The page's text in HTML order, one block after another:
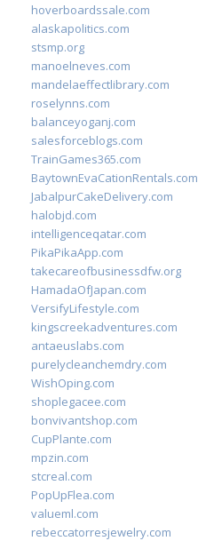
hoverboardssale.com
alaskapolitics.com
stsmp.org
manoelneves.com
mandelaeffectlibrary.com
roselynns.com
balanceyoganj.com
salesforceblogs.com
TrainGames365.com
BaytownEvaCationRentals.com
JabalpurCakeDelivery.com
halobjd.com
intelligenceqatar.com
PikaPikaApp.com
takecareofbusinessdfw.org
HamadaOfJapan.com
VersifyLifestyle.com
kingscreekadventures.com
antaeuslabs.com
purelycleanchemdry.com
WishOping.com
shoplegacee.com
bonvivantshop.com
CupPlante.com
mpzin.com
stcreal.com
PopUpFlea.com
valueml.com
rebeccatorresjewelry.com